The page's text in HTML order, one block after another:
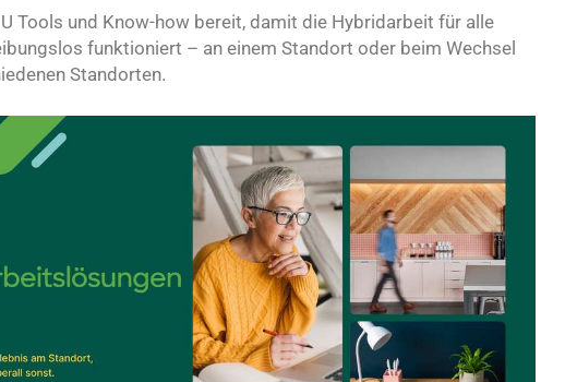
Tools und Know-how bereit, damit die Hybridarbeit für alle
funktioniert – an einem Standort oder beim Wechsel
Standorten.